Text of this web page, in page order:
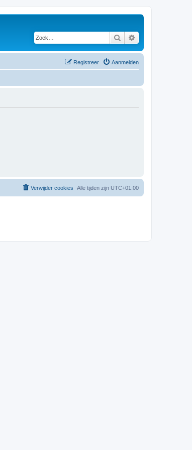
Zoek
Aanmelden
Registreer
Alle tijden zijn UTC+01:00
Verwijder cookies